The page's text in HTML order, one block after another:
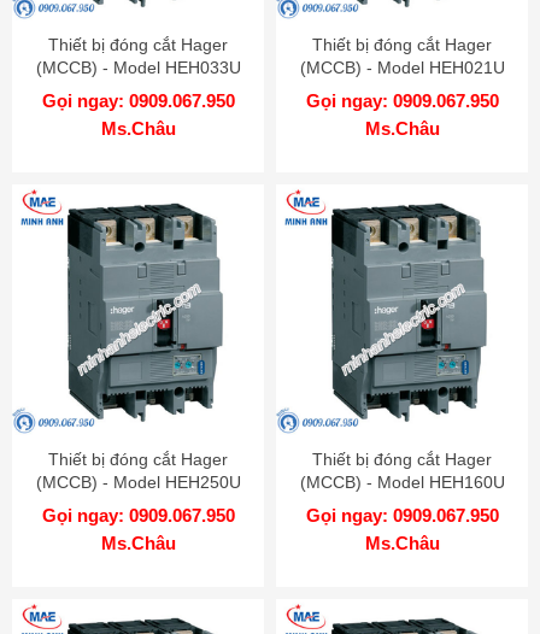
Thiết bị đóng cắt Hager
(MCCB) - Model HEH033U
Gọi ngay: 0909.067.950
Ms.Châu
Thiết bị đóng cắt Hager
(MCCB) - Model HEH021U
Gọi ngay: 0909.067.950
Ms.Châu
Thiết bị đóng cắt Hager
(MCCB) - Model HEH250U
Gọi ngay: 0909.067.950
Ms.Châu
Thiết bị đóng cắt Hager
(MCCB) - Model HEH160U
Gọi ngay: 0909.067.950
Ms.Châu